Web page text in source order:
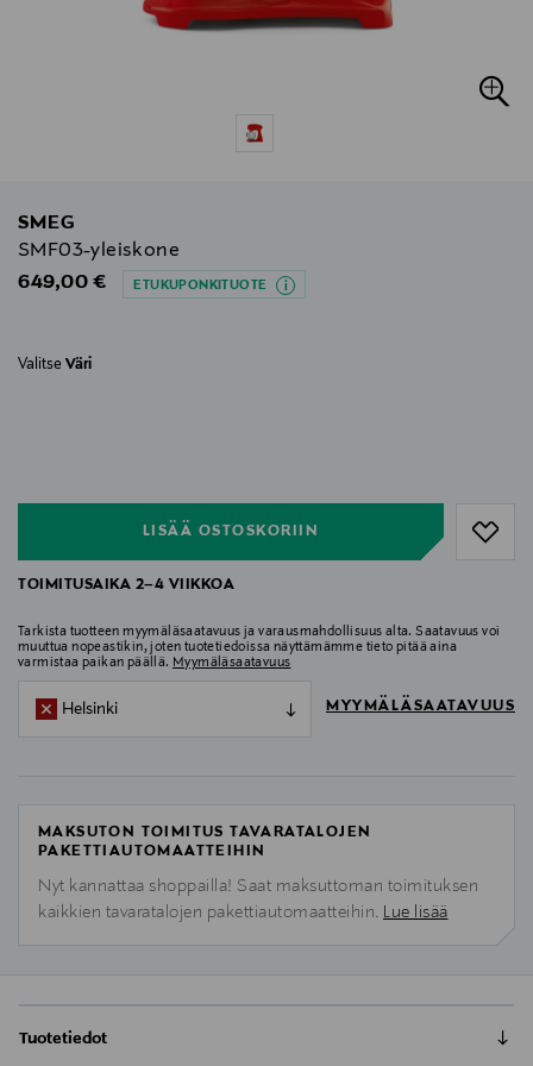
SMEG
SMF03-yleiskone
Original Price
649,00 € ETUKUPONKITUOTE
Valitse Väri
LISÄÄ OSTOSKORIIN
TOIMITUSAIKA 2–4 VIIKKOA
Tarkista tuotteen myymäläsaatavuus ja varausmahdollisuus alta. Saatavuus voi
muuttua nopeastikin, joten tuotetiedoissa näyttämämme tieto pitää aina
varmistaa paikan päällä. Myymäläsaatavuus
Helsinki MYYMÄLÄSAATAVUUS
MAKSUTON TOIMITUS TAVARATALOJEN
PAKETTIAUTOMAATTEIHIN
Nyt kannattaa shoppailla! Saat maksuttoman toimituksen
kaikkien tavaratalojen pakettiautomaatteihin. Lue lisää
Tuotetiedot